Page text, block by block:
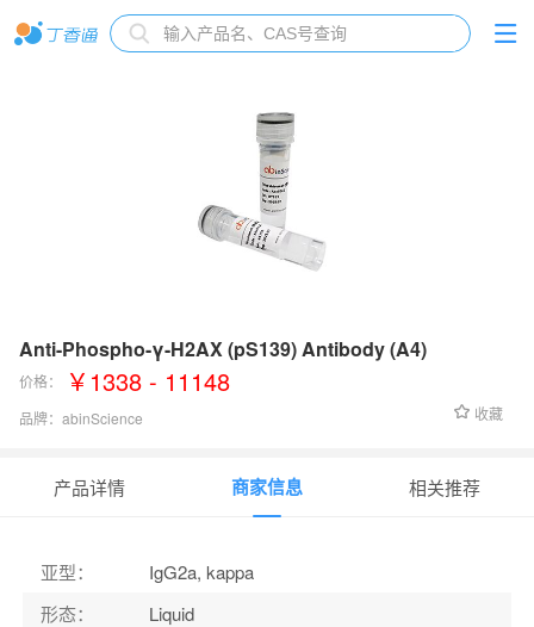
Anti-Phospho-γ-H2AX (pS139) Antibody (A4)
价格： ￥1338 - 11148
品牌： abinScience 收藏
产品详情 商家信息 相关推荐
亚型：
IgG2a, kappa
形态：
Liquid